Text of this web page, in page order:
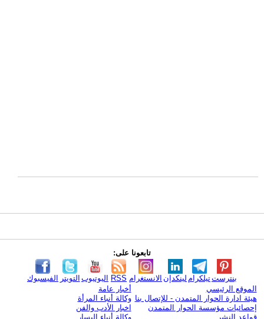
تابعونا على:
الفيسبوك التويتر اليوتيوب RSS الانستغرام لينكدإن تيلكرامبنترست
الموقع الرئيسي
هيئة ادارة الحوار المتمدن - للإتصال بنا
إحصائيات مؤسسة الحوار المتمدن
قواعد النشر
أخبار عامة
وكالة أنباء المرأة
اخبار الأدب والفن
وكالة أنباء اليسار